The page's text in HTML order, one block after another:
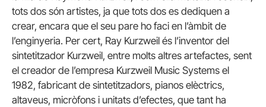
tots dos són artistes, ja que tots dos es dediquen a
crear, encara que el seu pare ho faci en l’àmbit de
l’enginyeria. Per cert, Ray Kurzweil és l’inventor del
sintetitzador Kurzweil, entre molts altres artefactes, sent
el creador de l’empresa Kurzweil Music Systems el
1982, fabricant de sintetitzadors, pianos elèctrics,
altaveus, micròfons i unitats d’efectes, que tant ha